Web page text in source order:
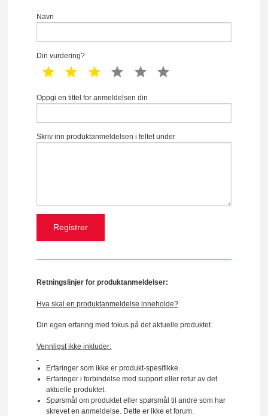
Navn
Din vurdering?
1 star 2 star 3 star 4 star 5 star
Oppgi en tittel for anmeldelsen din
Skriv inn produktanmeldelsen i feltet under
Retningslinjer for produktanmeldelser:
Hva skal en produktanmeldelse inneholde?
Din egen erfaring med fokus på det aktuelle produktet.
Vennligst ikke inkluder:
Erfaringer som ikke er produkt-spesifikke.
Erfaringer i forbindelse med support eller retur av det
aktuelle produktet.
Spørsmål om produktet eller spørsmål til andre som har
skrevet en anmeldelse. Dette er ikke et forum.